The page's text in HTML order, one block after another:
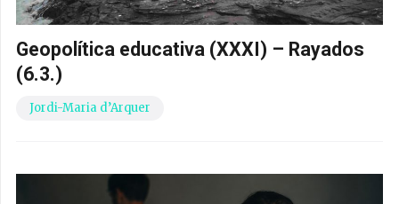
Geopolítica educativa (XXXI) – Rayados
(6.3.)
Jordi-Maria d’Arquer